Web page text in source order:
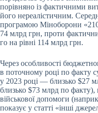
порівняно із фактичними
його нереалістичним.
програмою Міноборони
74 млрд грн, проти
го на рівні 114 млрд грн.
Через особливості
в поточному році по факту
у 2023 році — близько $27
близько $73 млрд по факту),
військової допомоги
показує у статті «інші